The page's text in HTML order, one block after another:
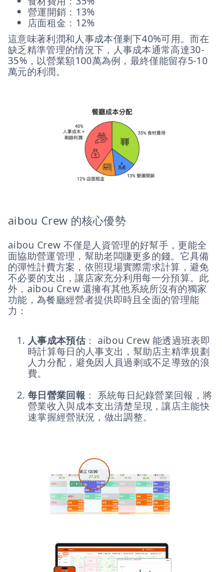
營運開銷：13%
店面租金：12%
這意味著利潤和人事成本僅剩下40%可用。而在
缺乏精準管理的情況下，人事成本通常高達30-
35%，以營業額100萬為例，最終僅能留存5-10
萬元的利潤。
aibou Crew 的核心優勢
aibou Crew 不僅是人資管理的好幫手，更能全
面協助營運管理，幫助老闆賺更多的錢。它具備
的彈性計費方案，依照現場實際需求計算，避免
不必要的支出，讓店家充分利用每一分預算。此
外，aibou Crew 還擁有其他系統所沒有的獨家
功能，為餐廳經營者提供即時且全面的管理能
力：
人事成本預估： aibou Crew 能透過班表即
時計算每日的人事支出，幫助店主精準規劃
人力分配，避免因人員過剩或不足導致的浪
費。
每日營業回報 ： 系統每日紀錄營業回報，將
營業收入與成本支出清楚呈現，讓店主能快
速掌握經營狀況，做出調整。